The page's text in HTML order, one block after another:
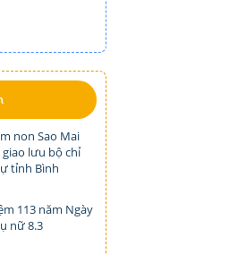
non Sao Mai
lưu bộ chỉ
tỉnh Bình
113 năm Ngày
nữ 8.3